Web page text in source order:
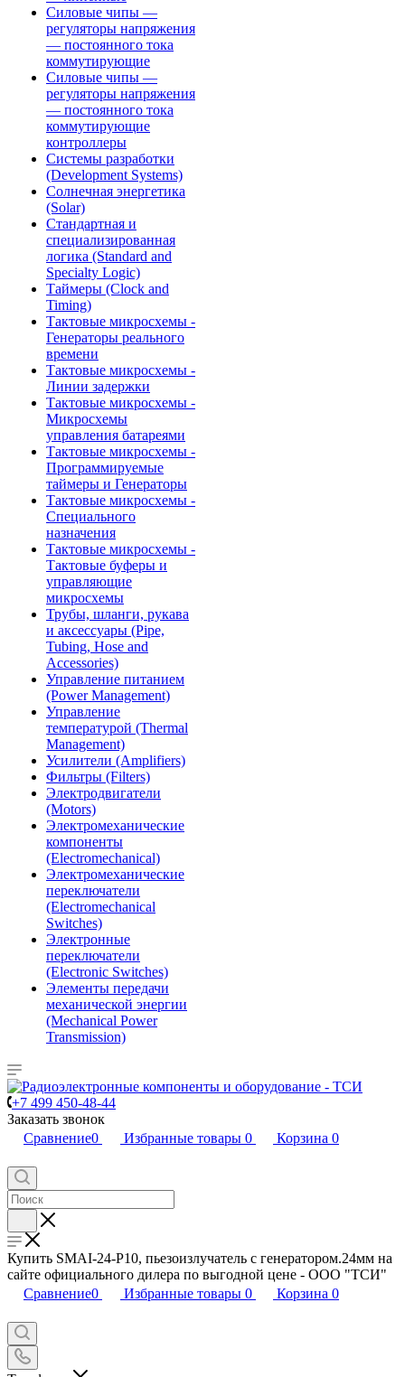
Силовые чипы —
регуляторы напряжения
— постоянного тока
коммутирующие
Силовые чипы —
регуляторы напряжения
— постоянного тока
коммутирующие
контроллеры
Системы разработки
(Development Systems)
Солнечная энергетика
(Solar)
Стандартная и
специализированная
логика (Standard and
Specialty Logic)
Таймеры (Clock and
Timing)
Тактовые микросхемы -
Генераторы реального
времени
Тактовые микросхемы -
Линии задержки
Тактовые микросхемы -
Микросхемы
управления батареями
Тактовые микросхемы -
Программируемые
таймеры и Генераторы
Тактовые микросхемы -
Специального
назначения
Тактовые микросхемы -
Тактовые буферы и
управляющие
микросхемы
Трубы, шланги, рукава
и аксессуары (Pipe,
Tubing, Hose and
Accessories)
Управление питанием
(Power Management)
Управление
температурой (Thermal
Management)
Усилители (Amplifiers)
Фильтры (Filters)
Электродвигатели
(Motors)
Электромеханические
компоненты
(Electromechanical)
Электромеханические
переключатели
(Electromechanical
Switches)
Электронные
переключатели
(Electronic Switches)
Элементы передачи
механической энергии
(Mechanical Power
Transmission)
+7 499 450-48-44
Заказать звонок
Сравнение0 Избранные товары 0 Корзина 0
Купить SMAI-24-P10, пьезоизлучатель с генератором.24мм на
сайте официального дилера по выгодной цене - ООО "ТСИ"
Сравнение0 Избранные товары 0 Корзина 0